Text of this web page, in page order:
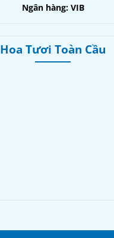
Ngân hàng: VIB
Hoa Tươi Toàn Cầu